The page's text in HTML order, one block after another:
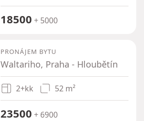
18500 + 5000
PRONÁJEM BYTU
Waltariho, Praha - Hloubětín
2+kk 52 m²
23500 + 6900